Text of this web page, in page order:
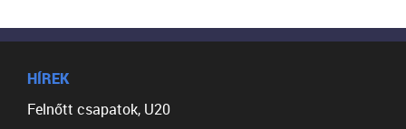
HÍREK
Felnőtt csapatok, U20